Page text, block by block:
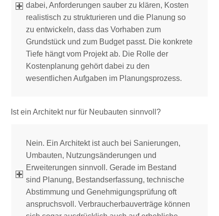
dabei, Anforderungen sauber zu klären, Kosten
realistisch zu strukturieren und die Planung so
zu entwickeln, dass das Vorhaben zum
Grundstück und zum Budget passt. Die konkrete
Tiefe hängt vom Projekt ab. Die Rolle der
Kostenplanung gehört dabei zu den
wesentlichen Aufgaben im Planungsprozess.
Ist ein Architekt nur für Neubauten sinnvoll?
Nein. Ein Architekt ist auch bei Sanierungen,
Umbauten, Nutzungsänderungen und
Erweiterungen sinnvoll. Gerade im Bestand
sind Planung, Bestandserfassung, technische
Abstimmung und Genehmigungsprüfung oft
anspruchsvoll. Verbraucherbauverträge können